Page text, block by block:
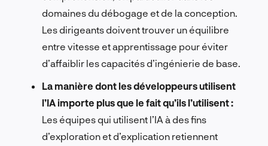
domaines du débogage et de la conception.
Les dirigeants doivent trouver un équilibre
entre vitesse et apprentissage pour éviter
d’affaiblir les capacités d’ingénierie de base.
La manière dont les développeurs utilisent
l’IA importe plus que le fait qu’ils l’utilisent :
Les équipes qui utilisent l’IA à des fins
d’exploration et d’explication retiennent